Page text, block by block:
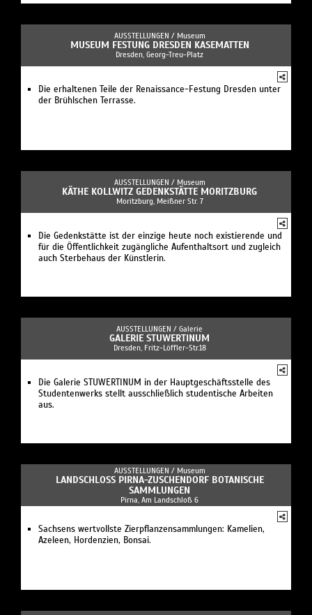
AUSSTELLUNGEN / Museum
MUSEUM FESTUNG DRESDEN KASEMATTEN
Dresden, Georg-Treu-Platz
Die erhaltenen Teile der Renaissance-Festung Dresden unter
der Brühlschen Terrasse.
AUSSTELLUNGEN / Museum
KÄTHE KOLLWITZ GEDENKSTÄTTE MORITZBURG
Moritzburg, Meißner Str. 7
Die Gedenkstätte ist der einzige heute noch existierende und
für die Öffentlichkeit zugängliche Aufenthaltsort und zugleich
auch Sterbehaus der Künstlerin.
AUSSTELLUNGEN / Galerie
GALERIE STUWERTINUM
Dresden, Fritz-Löffler-Str.18
Die Galerie STUWERTINUM in der Hauptgeschäftsstelle des
Studentenwerks stellt ausschließlich studentische Arbeiten
aus.
AUSSTELLUNGEN / Museum
LANDSCHLOSS PIRNA-ZUSCHENDORF BOTANISCHE S
AMMLUNGEN
Pirna, Am Landschloß 6
Sachsens wertvollste Zierpflanzensammlungen: Kamelien,
Azeleen, Hordenzien, Bonsai.